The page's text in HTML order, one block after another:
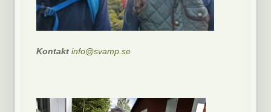
Kontaktinfo@svamp.se